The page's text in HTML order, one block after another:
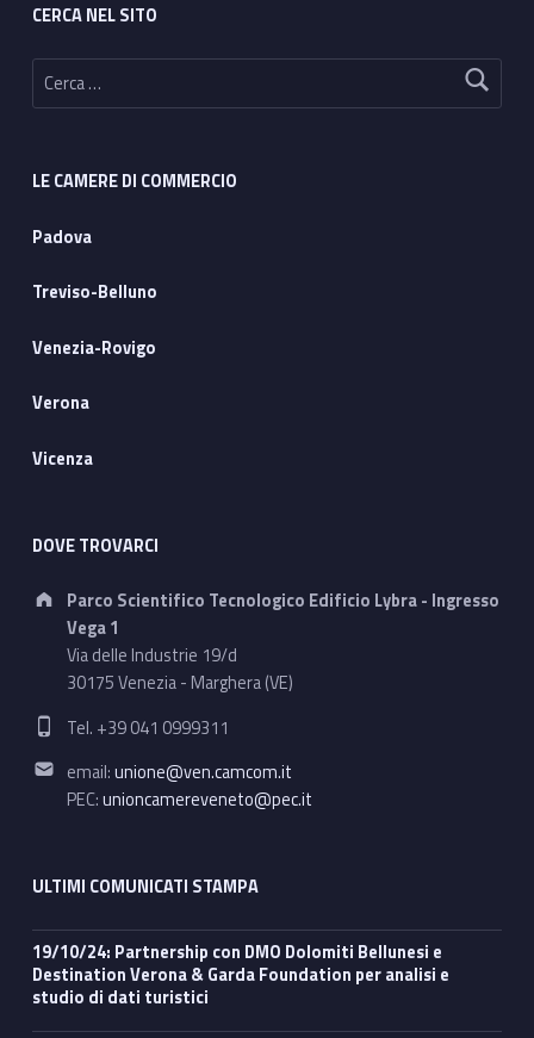
CERCA NEL SITO
Ricerca per:
LE CAMERE DI COMMERCIO
Padova
Treviso-Belluno
Venezia-Rovigo
Verona
Vicenza
DOVE TROVARCI
Address:
Parco Scientifico Tecnologico Edificio Lybra - Ingresso
Vega 1
Via delle Industrie 19/d
30175 Venezia - Marghera (VE)
Phone number:
Tel. +39 041 0999311
Email address:
email:unione@ven.camcom.it
PEC:unioncamereveneto@pec.it
ULTIMI COMUNICATI STAMPA
19/10/24: Partnership con DMO Dolomiti Bellunesi e
Destination Verona & Garda Foundation per analisi e
studio di dati turistici